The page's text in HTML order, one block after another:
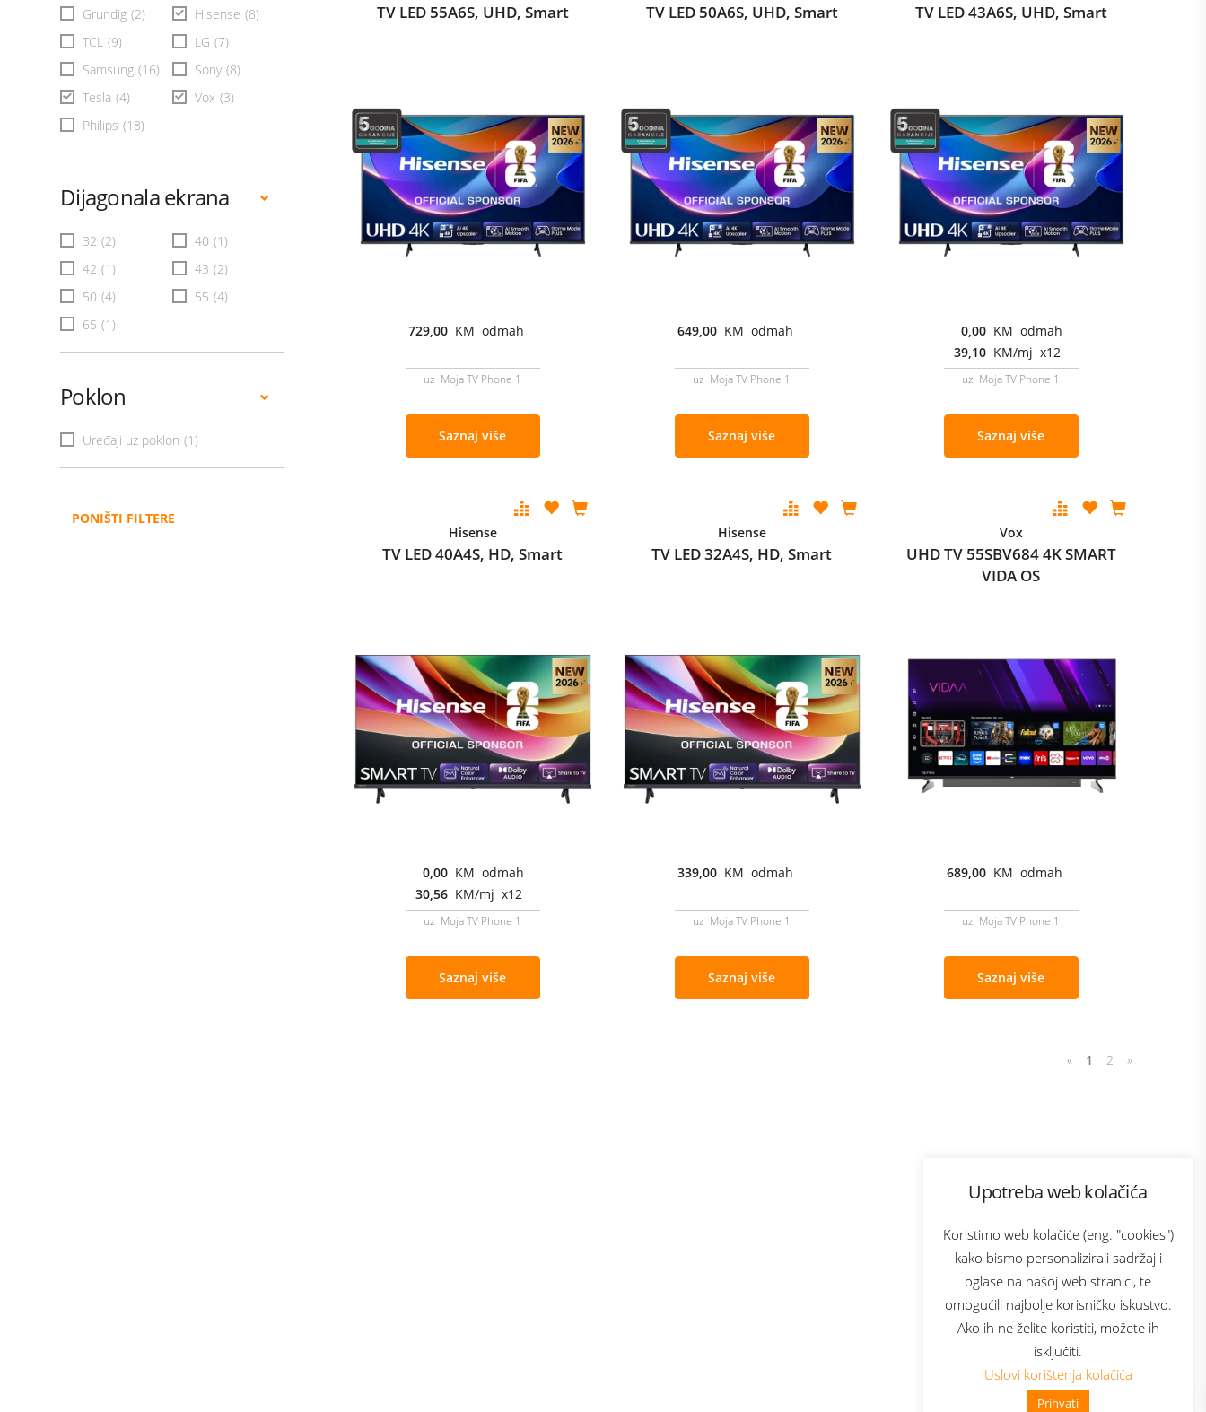
Upotreba web kolačića
Koristimo web kolačiće (eng. "cookies")
kako bismo personalizirali sadržaj i
oglase na našoj web stranici, te
omogućili najbolje korisničko iskustvo.
Ako ih ne želite koristiti, možete ih
isključiti.
Uslovi korištenja kolačića
Prihvati
👋 Zdravo, kako mogu pomoći?
Grundig (2) Hisense (8)
TCL (9) LG (7)
Samsung (16) Sony (8)
Tesla (4) Vox (3)
Philips (18)
Dijagonala ekrana
32 (2) 40 (1)
42 (1) 43 (2)
50 (4) 55 (4)
65 (1)
Poklon
Uređaji uz poklon (1)
PONIŠTI FILTERE
TV LED 55A6S, UHD, Smart
729,00 KM odmah
uz Moja TV Phone 1
Saznaj više
TV LED 50A6S, UHD, Smart
649,00 KM odmah
uz Moja TV Phone 1
Saznaj više
TV LED 43A6S, UHD, Smart
0,00 KM odmah
39,10 KM/mj x12
uz Moja TV Phone 1
Saznaj više
Hisense
TV LED 40A4S, HD, Smart
0,00 KM odmah
30,56 KM/mj x12
uz Moja TV Phone 1
Saznaj više
Hisense
TV LED 32A4S, HD, Smart
339,00 KM odmah
uz Moja TV Phone 1
Saznaj više
Vox
UHD TV 55SBV684 4K SMART
VIDA OS
689,00 KM odmah
uz Moja TV Phone 1
Saznaj više
« 1 2 »
Bonus plus
Prijava za newsletter